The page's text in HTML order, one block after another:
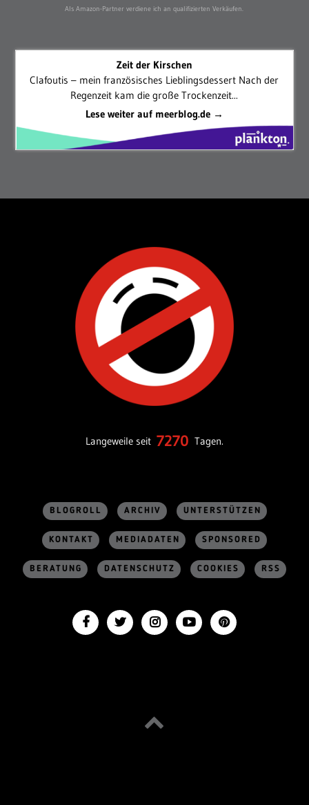
Als Amazon-Partner verdiene ich an qualifizierten Verkäufen.
Zeit der Kirschen
Clafoutis – mein französisches Lieblingsdessert Nach der
Regenzeit kam die große Trockenzeit...
Lese weiter auf meerblog.de →
Langeweile seit 7270 Tagen.
BLOGROLL ARCHIV UNTERSTÜTZEN
KONTAKT MEDIADATEN SPONSORED
BERATUNG DATENSCHUTZ COOKIES RSS